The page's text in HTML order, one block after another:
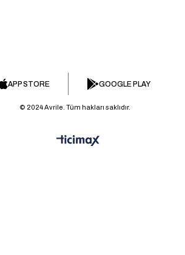
APP STORE GOOGLE PLAY
© 2024 Avrile. Tüm hakları saklıdır.